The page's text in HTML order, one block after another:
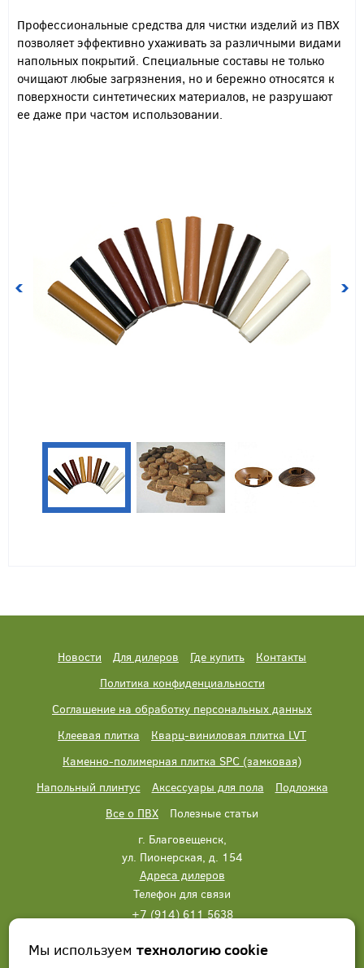
Профессиональные средства для чистки изделий из ПВХ
позволяет эффективно ухаживать за различными видами
напольных покрытий. Специальные составы не только
очищают любые загрязнения, но и бережно относятся к
поверхности синтетических материалов, не разрушают
ее даже при частом использовании.
Новости Для дилеров Где купить
Контакты
Политика конфиденциальности
Соглашение на обработку персональных данных
Клеевая плитка
Кварц-виниловая плитка LVT
Каменно-полимерная плитка SPC (замковая)
Напольный плинтус
Аксессуары для пола
Подложка
Все о ПВХ
Полезные статьи
г. Благовещенск,
ул. Пионерская, д. 154
Адреса дилеров
Телефон для связи
+7 (914) 611 5638
Написать нам Заказать звонок
Мы используемтехнологию cookie